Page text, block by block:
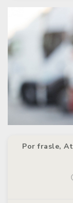
Por frasle,